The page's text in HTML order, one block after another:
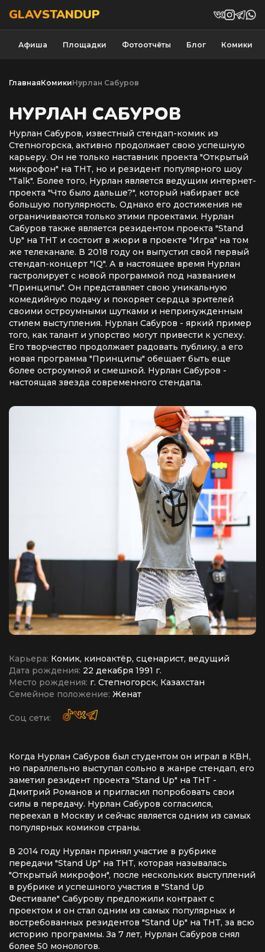
GLAVSTANDUP
Афиша Площадки Фотоотчёты Блог Комики
ГлавнаяКомикиНурлан Сабуров
НУРЛАН САБУРОВ
Нурлан Сабуров, известный стендап-комик из
Степногорска, активно продолжает свою успешную
карьеру. Он не только наставник проекта "Открытый
микрофон" на ТНТ, но и резидент популярного шоу
"Talk". Более того, Нурлан является ведущим интернет-
проекта "Что было дальше?", который набирает всё
большую популярность. Однако его достижения не
ограничиваются только этими проектами. Нурлан
Сабуров также является резидентом проекта "Stand
Up" на ТНТ и состоит в жюри в проекте "Игра" на том
же телеканале. В 2018 году он выпустил свой первый
стендап-концерт "IQ". А в настоящее время Нурлан
гастролирует с новой программой под названием
"Принципы". Он представляет свою уникальную
комедийную подачу и покоряет сердца зрителей
своими остроумными шутками и непринужденным
стилем выступления. Нурлан Сабуров - яркий пример
того, как талант и упорство могут привести к успеху.
Его творчество продолжает радовать публику, а его
новая программа "Принципы" обещает быть еще
более остроумной и смешной. Нурлан Сабуров -
настоящая звезда современного стендапа.
Карьера: Комик, киноактёр, сценарист, ведущий
Дата рождения: 22 декабря 1991 г.
Место рождения: г. Степногорск, Казахстан
Семейное положение: Женат
Соц сети:
Когда Нурлан Сабуров был студентом он играл в КВН,
но параллельно выступал сольно в жанре стендап, его
заметил резидент проекта "Stand Up" на ТНТ -
Дмитрий Романов и пригласил попробовать свои
силы в передачу. Нурлан Сабуров согласился,
переехал в Москву и сейчас является одним из самых
популярных комиков страны.
В 2014 году Нурлан принял участие в рубрике
передачи "Stand Up" на ТНТ, которая называлась
"Открытый микрофон", после нескольких выступлений
в рубрике и успешного участия в "Stand Up
Фестивале" Сабурову предложили контракт с
проектом и он стал одним из самых популярных и
востребованных резидентов "Stand Up" на ТНТ, за всю
историю программы. За 7 лет, Нурлан Сабуров снял
более 50 монологов.